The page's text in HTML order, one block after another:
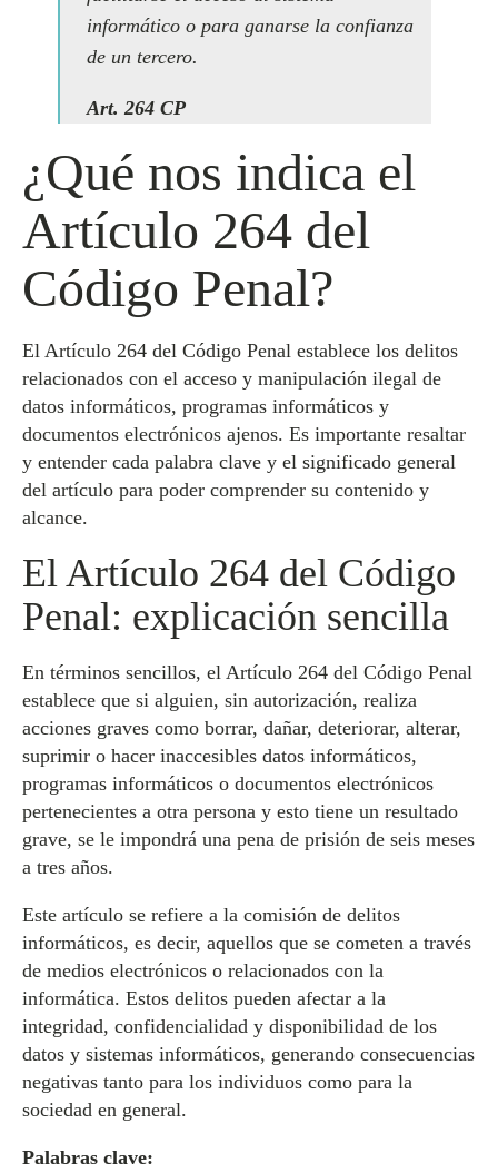
informático o para ganarse la confianza
de un tercero.
Art. 264 CP
¿Qué nos indica el
Artículo 264 del
Código Penal?
El Artículo 264 del Código Penal establece los delitos
relacionados con el acceso y manipulación ilegal de
datos informáticos, programas informáticos y
documentos electrónicos ajenos. Es importante resaltar
y entender cada palabra clave y el significado general
del artículo para poder comprender su contenido y
alcance.
El Artículo 264 del Código
Penal: explicación sencilla
En términos sencillos, el Artículo 264 del Código Penal
establece que si alguien, sin autorización, realiza
acciones graves como borrar, dañar, deteriorar, alterar,
suprimir o hacer inaccesibles datos informáticos,
programas informáticos o documentos electrónicos
pertenecientes a otra persona y esto tiene un resultado
grave, se le impondrá una pena de prisión de seis meses
a tres años.
Este artículo se refiere a la comisión de delitos
informáticos, es decir, aquellos que se cometen a través
de medios electrónicos o relacionados con la
informática. Estos delitos pueden afectar a la
integridad, confidencialidad y disponibilidad de los
datos y sistemas informáticos, generando consecuencias
negativas tanto para los individuos como para la
sociedad en general.
Palabras clave: